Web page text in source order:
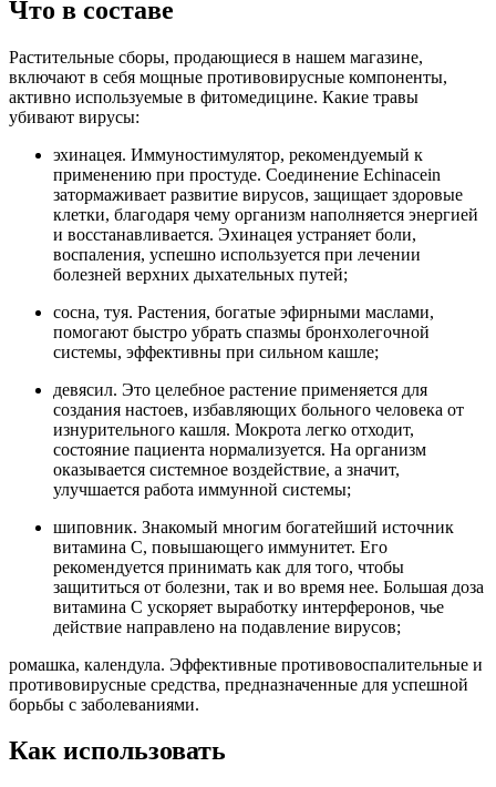
Что в составе
Растительные сборы, продающиеся в нашем магазине,
включают в себя мощные противовирусные компоненты,
активно используемые в фитомедицине. Какие травы
убивают вирусы:
эхинацея. Иммуностимулятор, рекомендуемый к
применению при простуде. Соединение Echinacein
затормаживает развитие вирусов, защищает здоровые
клетки, благодаря чему организм наполняется энергией
и восстанавливается. Эхинацея устраняет боли,
воспаления, успешно используется при лечении
болезней верхних дыхательных путей;
сосна, туя. Растения, богатые эфирными маслами,
помогают быстро убрать спазмы бронхолегочной
системы, эффективны при сильном кашле;
девясил. Это целебное растение применяется для
создания настоев, избавляющих больного человека от
изнурительного кашля. Мокрота легко отходит,
состояние пациента нормализуется. На организм
оказывается системное воздействие, а значит,
улучшается работа иммунной системы;
шиповник. Знакомый многим богатейший источник
витамина C, повышающего иммунитет. Его
рекомендуется принимать как для того, чтобы
защититься от болезни, так и во время нее. Большая доза
витамина C ускоряет выработку интерферонов, чье
действие направлено на подавление вирусов;
ромашка, календула. Эффективные противовоспалительные и
противовирусные средства, предназначенные для успешной
борьбы с заболеваниями.
Как использовать